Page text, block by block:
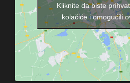
Kliknite da biste
kolačiće i omogućili